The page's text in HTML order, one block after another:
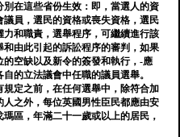
在這些省份生效：即，當選人的資
員，選民的資格或喪失資格，選民
和職責，選舉程序，可繼續進行該
由此引起的訴訟程序的審判，如果
空缺以及新令的簽發和執行，-應
的立法議會中任職的議員選舉。
定之前，在任何選舉中，除符合加
之外，每位英國男性臣民都應由安
區，年滿二十一歲或以上的居民，